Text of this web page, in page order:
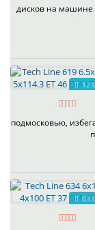
дисков на машине
подмосковью,